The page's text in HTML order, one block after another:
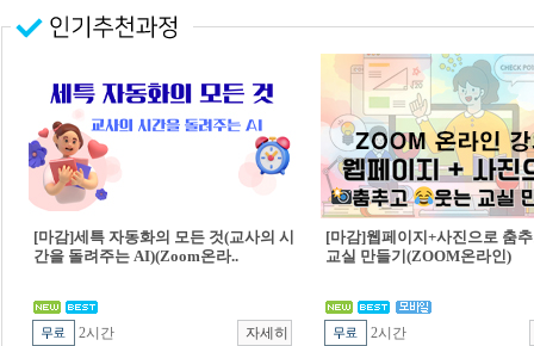
[마감]세특 자동화의 모든 것(교사의 시
간을 돌려주는 AI)(Zoom온라..
2시간
[마감]웹페이지+사진으로 춤
교실 만들기(ZOOM온라인)
2시간